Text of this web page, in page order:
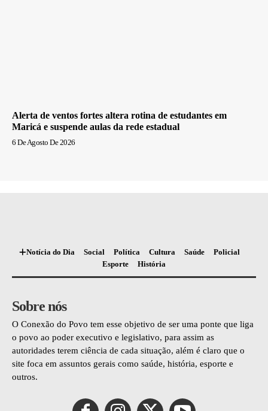
Alerta de ventos fortes altera rotina de estudantes em
Maricá e suspende aulas da rede estadual
6 De Agosto De 2026
Notícia do Dia Social Política Cultura Saúde
Policial
Esporte
História
Sobre nós
O Conexão do Povo tem esse objetivo de ser uma ponte que liga
o povo ao poder executivo e legislativo, para assim as
autoridades terem ciência de cada situação, além é claro que o
site foca em assuntos gerais como saúde, história, esporte e
outros.